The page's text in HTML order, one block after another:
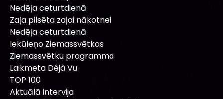
Nedēļa ceturtdienā
Zaļa pilsēta zaļai nākotnei
Nedēļa ceturtdienā
Iekūleņo Ziemassvētkos
Ziemassvētku programma
Laikmeta Déjà Vu
TOP 100
Aktuālā intervija